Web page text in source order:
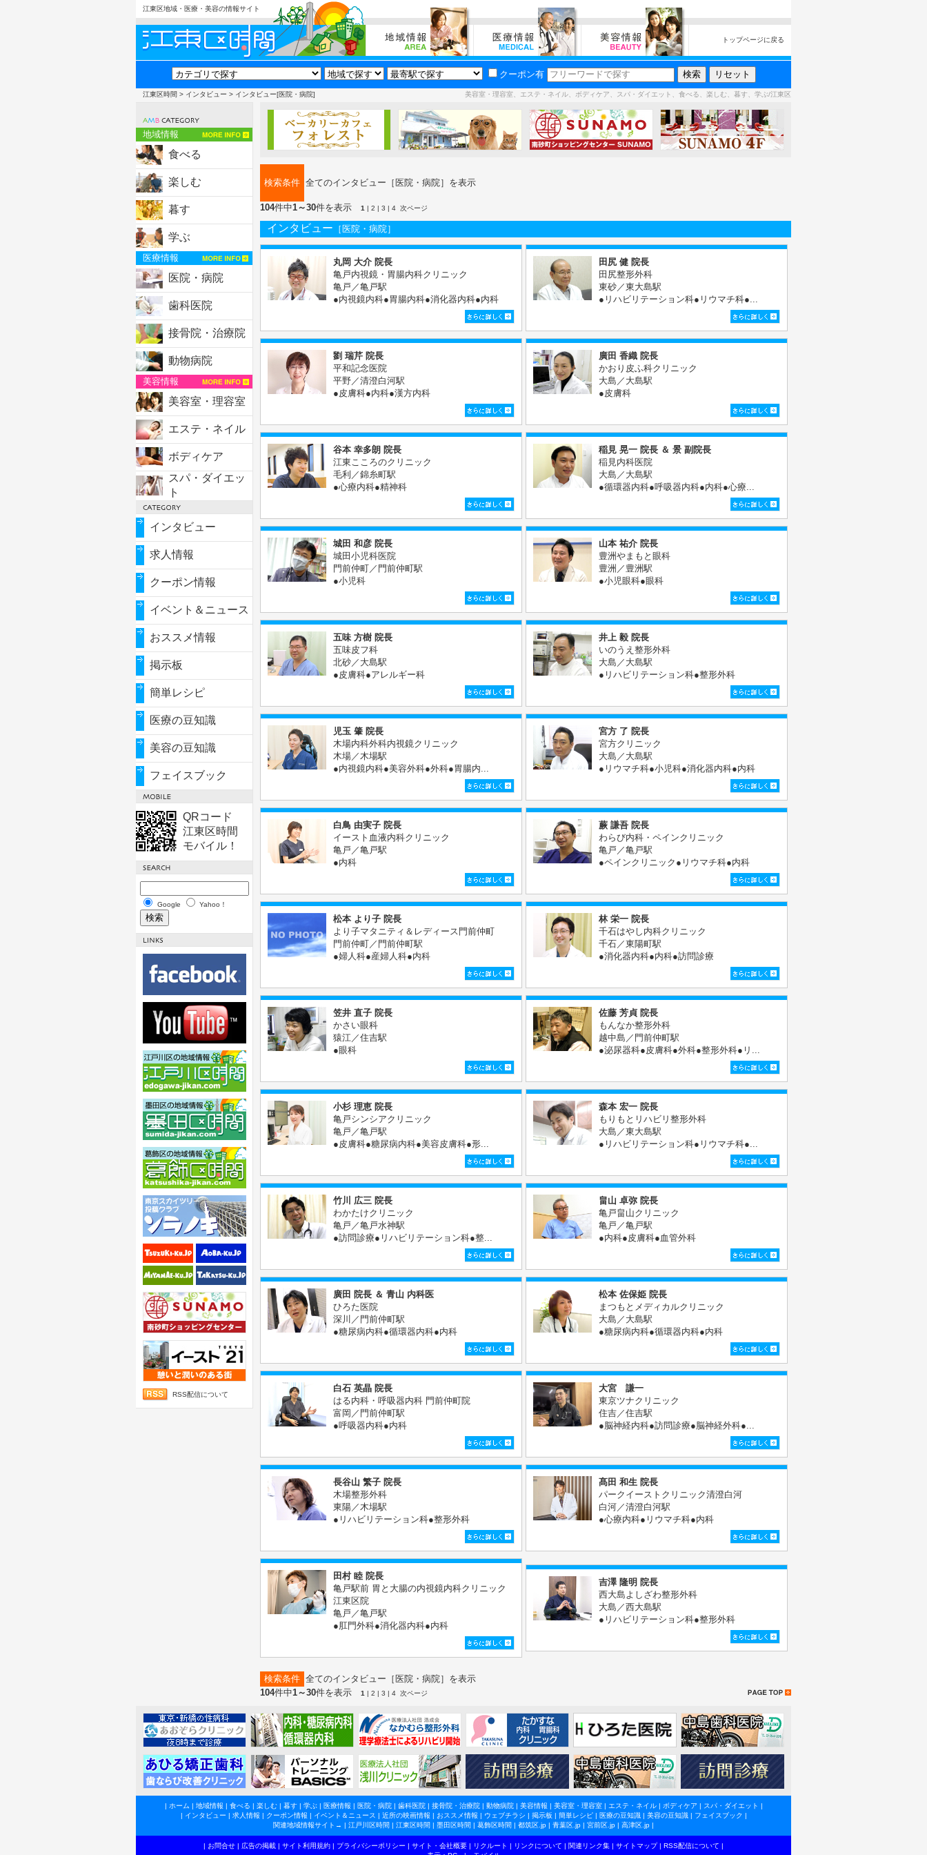
江東区地域・医療・美容の情報サイト
トップページに戻る
クーポン有
江東区時間 > インタビュー > インタビュー[医院・病院] 美容室・理容室、エステ・ネイル、ボディケア、スパ・ダイエット、食べる、楽しむ、暮す、学ぶ/江東区
地域情報
食べる
楽しむ
暮す
学ぶ
医療情報
医院・病院
歯科医院
接骨院・治療院
動物病院
美容情報
美容室・理容室
エステ・ネイル
ボディケア
スパ・ダイエッ
ト
インタビュー
求人情報
クーポン情報
イベント＆ニュース
おススメ情報
掲示板
簡単レシピ
医療の豆知識
美容の豆知識
フェイスブック
QRコード
江東区時間
モバイル！
Google Yahoo！
RSS配信について
検索条件 全てのインタビュー［医院・病院］を表示
104件中1～30件を表示 1 | 2 | 3 | 4 次ページ
インタビュー ［医院・病院］
丸岡 大介 院長
亀戸内視鏡・胃腸内科クリニック
亀戸／亀戸駅
●内視鏡内科●胃腸内科●消化器内科●内科
田尻 健 院長
田尻整形外科
東砂／東大島駅
●リハビリテーション科●リウマチ科●...
劉 瑞芹 院長
平和記念医院
平野／清澄白河駅
●皮膚科●内科●漢方内科
廣田 香織 院長
かおり皮ふ科クリニック
大島／大島駅
●皮膚科
谷本 幸多朗 院長
江東こころのクリニック
毛利／錦糸町駅
●心療内科●精神科
稲見 晃一 院長 ＆ 景 副院長
稲見内科医院
大島／大島駅
●循環器内科●呼吸器内科●内科●心療...
城田 和彦 院長
城田小児科医院
門前仲町／門前仲町駅
●小児科
山本 祐介 院長
豊洲やまもと眼科
豊洲／豊洲駅
●小児眼科●眼科
五味 方樹 院長
五味皮フ科
北砂／大島駅
●皮膚科●アレルギー科
井上 毅 院長
いのうえ整形外科
大島／大島駅
●リハビリテーション科●整形外科
児玉 肇 院長
木場内科外科内視鏡クリニック
木場／木場駅
●内視鏡内科●美容外科●外科●胃腸内...
宮方 了 院長
宮方クリニック
大島／大島駅
●リウマチ科●小児科●消化器内科●内科
白鳥 由実子 院長
イースト血液内科クリニック
亀戸／亀戸駅
●内科
蕨 謙吾 院長
わらび内科・ペインクリニック
亀戸／亀戸駅
●ペインクリニック●リウマチ科●内科
松本 より子 院長
より子マタニティ＆レディース門前仲町
門前仲町／門前仲町駅
●婦人科●産婦人科●内科
林 栄一 院長
千石はやし内科クリニック
千石／東陽町駅
●消化器内科●内科●訪問診療
笠井 直子 院長
かさい眼科
猿江／住吉駅
●眼科
佐藤 芳貞 院長
もんなか整形外科
越中島／門前仲町駅
●泌尿器科●皮膚科●外科●整形外科●リ...
小杉 理恵 院長
亀戸シンシアクリニック
亀戸／亀戸駅
●皮膚科●糖尿病内科●美容皮膚科●形...
森本 宏一 院長
もりもとリハビリ整形外科
大島／東大島駅
●リハビリテーション科●リウマチ科●...
竹川 広三 院長
わかたけクリニック
亀戸／亀戸水神駅
●訪問診療●リハビリテーション科●整...
畠山 卓弥 院長
亀戸畠山クリニック
亀戸／亀戸駅
●内科●皮膚科●血管外科
廣田 院長 ＆ 青山 内科医
ひろた医院
深川／門前仲町駅
●糖尿病内科●循環器内科●内科
松本 佐保姫 院長
まつもとメディカルクリニック
大島／大島駅
●糖尿病内科●循環器内科●内科
白石 英晶 院長
はる内科・呼吸器内科 門前仲町院
富岡／門前仲町駅
●呼吸器内科●内科
大宮 謙一
東京ツナクリニック
住吉／住吉駅
●脳神経内科●訪問診療●脳神経外科●...
長谷山 繁子 院長
木場整形外科
東陽／木場駅
●リハビリテーション科●整形外科
髙田 和生 院長
パークイーストクリニック清澄白河
白河／清澄白河駅
●心療内科●リウマチ科●内科
田村 睦 院長
亀戸駅前 胃と⼤腸の内視鏡内科クリニック
江東区院
亀戸／亀戸駅
●肛門外科●消化器内科●内科
吉澤 隆明 院長
西大島よしざわ整形外科
大島／西大島駅
●リハビリテーション科●整形外科
検索条件 全てのインタビュー［医院・病院］を表示
104件中1～30件を表示 1 | 2 | 3 | 4 次ページ
| ホーム | 地域情報 | 食べる | 楽しむ| 暮す| 学ぶ| 医療情報 | 医院・病院| 歯科医院| 接骨院・治療院| 動物病院| 美容情報 | 美容室・理容室| エステ・ネイル| ボディケア | スパ・ダイエット |
| インタビュー | 求人情報 | クーポン情報 | イベント＆ニュース | 近所の映画情報 | おススメ情報 | ウェブチラシ | 掲示板 | 簡単レシピ| 医療の豆知識| 美容の豆知識| フェイスブック |
関連地域情報サイト→ | 江戸川区時間 | 江東区時間 | 墨田区時間 | 葛飾区時間 | 都筑区.jp | 青葉区.jp | 宮前区.jp | 高津区.jp |
| お問合せ | 広告の掲載 | サイト利用規約 | プライバシーポリシー | サイト・会社概要 | リクルート | リンクについて | 関連リンク集 | サイトマップ| RSS配信について |